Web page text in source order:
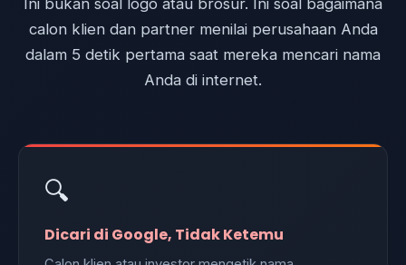
Ini bukan soal logo atau brosur. Ini soal bagaimana
calon klien dan partner menilai perusahaan Anda
dalam 5 detik pertama saat mereka mencari nama
Anda di internet.
🔍
Dicari di Google, Tidak Ketemu